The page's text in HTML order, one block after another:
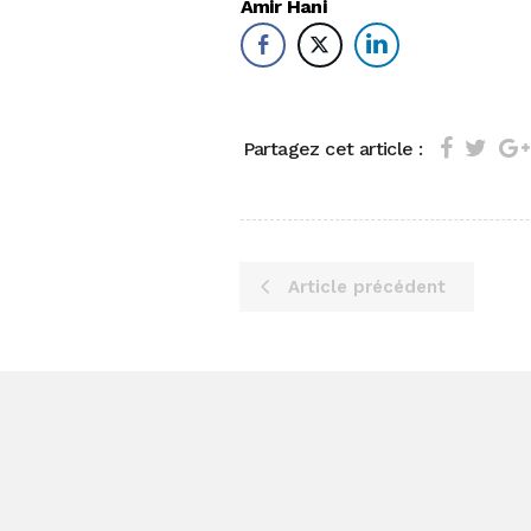
Amir Hani
Partagez cet article :
Article précédent